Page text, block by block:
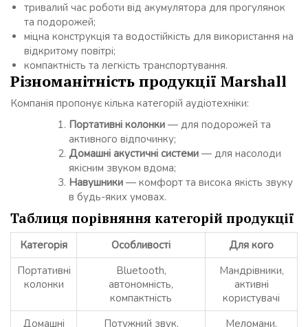
тривалий час роботи від акумулятора для прогулянок
та подорожей;
міцна конструкція та водостійкість для використання на
відкритому повітрі;
компактність та легкість транспортування.
Різноманітність продукції Marshall
Компанія пропонує кілька категорій аудіотехніки:
Портативні колонки — для подорожей та
активного відпочинку;
Домашні акустичні системи — для насолоди
якісним звуком вдома;
Навушники — комфорт та висока якість звуку
в будь-яких умовах.
Таблиця порівняння категорій продукції
Категорія Особливості
Для кого
Портативні
колонки
Bluetooth,
автономність,
компактність
Мандрівники,
активні
користувачі
Домашні
Потужний звук, Меломани,